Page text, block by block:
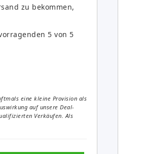
zu bekommen,
5 von 5
eine kleine Provision als
auf unsere Deal-
Verkäufen. Als